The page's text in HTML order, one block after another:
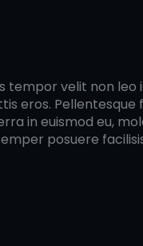
tempor velit non leo
eros. Pellentesque
in euismod eu,
posuere